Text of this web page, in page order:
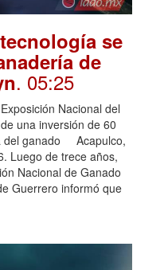
se
de
. 05:25
Nacional del
una inversión de 60
del ganado Acapulco,
Luego de trece años,
Nacional de Ganado
Guerrero informó que